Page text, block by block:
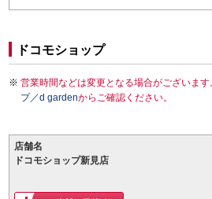
ドコモショップ
営業時間などは変更となる場合がございま
プ／d gardenからご確認ください。
店舗名
ドコモショップ新見店